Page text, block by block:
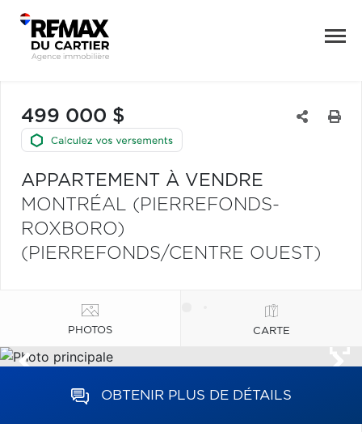
499 000 $
APPARTEMENT À VENDRE
MONTRÉAL (PIERREFONDS-
ROXBORO)
(PIERREFONDS/CENTRE OUEST)
PHOTOS CARTE
OBTENIR PLUS DE DÉTAILS